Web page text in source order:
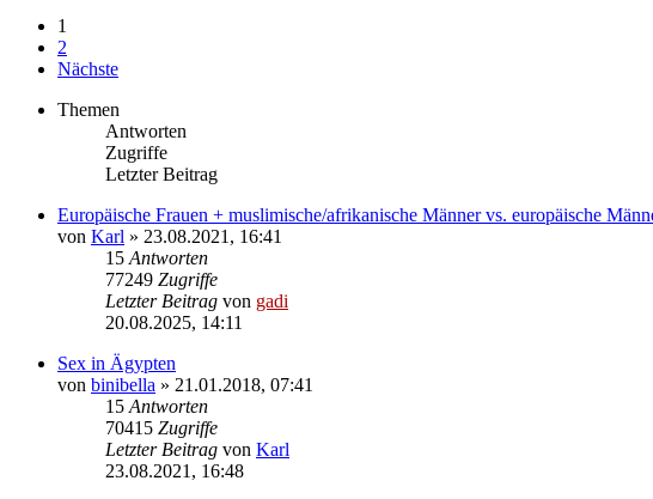
1
2
Nächste
Themen
Antworten
Zugriffe
Letzter Beitrag
Europäische Frauen + muslimische/afrikanische Männer vs. europäische
von Karl » 23.08.2021, 16:41
15 Antworten
77249 Zugriffe
Letzter Beitrag von gadi
20.08.2025, 14:11
Sex in Ägypten
von binibella » 21.01.2018, 07:41
15 Antworten
70415 Zugriffe
Letzter Beitrag von Karl
23.08.2021, 16:48